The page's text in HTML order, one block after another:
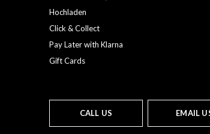
Hochladen
Click & Collect
Pay Later with Klarna
Gift Cards
CALL US EMAIL